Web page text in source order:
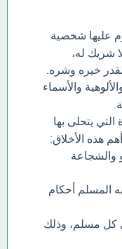
عليها شخصية
شريك له،
خيره وشره.
والأسماء
يتحلى بها
هذه الأخلاق:
والشجاعة
المسلم أحكام
مسلم، وذلك